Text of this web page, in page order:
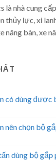
là nhà cung
thủy lực, xi
nâng bàn, xe
có dùng được
nên chọn bộ
dùng bộ gắp